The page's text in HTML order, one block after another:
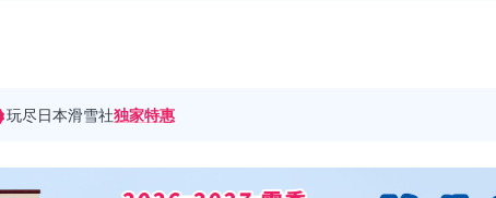
玩尽日本滑雪社独家特惠